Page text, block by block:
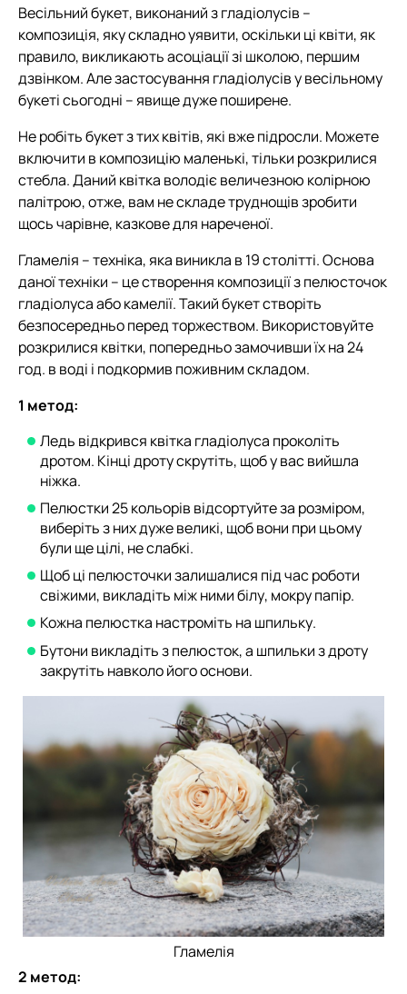
Весільний букет, виконаний з гладіолусів –
композиція, яку складно уявити, оскільки ці квіти, як
правило, викликають асоціації зі школою, першим
дзвінком. Але застосування гладіолусів у весільному
букеті сьогодні – явище дуже поширене.
Не робіть букет з тих квітів, які вже підросли. Можете
включити в композицію маленькі, тільки розкрилися
стебла. Даний квітка володіє величезною колірною
палітрою, отже, вам не складе труднощів зробити
щось чарівне, казкове для нареченої.
Гламелія – техніка, яка виникла в 19 столітті. Основа
даної техніки – це створення композиції з пелюсточок
гладіолуса або камелії. Такий букет створіть
безпосередньо перед торжеством. Використовуйте
розкрилися квітки, попередньо замочивши їх на 24
год. в воді і подкормив поживним складом.
1 метод:
Ледь відкрився квітка гладіолуса проколіть
дротом. Кінці дроту скрутіть, щоб у вас вийшла
ніжка.
Пелюстки 25 кольорів відсортуйте за розміром,
виберіть з них дуже великі, щоб вони при цьому
були ще цілі, не слабкі.
Щоб ці пелюсточки залишалися під час роботи
свіжими, викладіть між ними білу, мокру папір.
Кожна пелюстка настроміть на шпильку.
Бутони викладіть з пелюсток, а шпильки з дроту
закрутіть навколо його основи.
Гламелія
2 метод: